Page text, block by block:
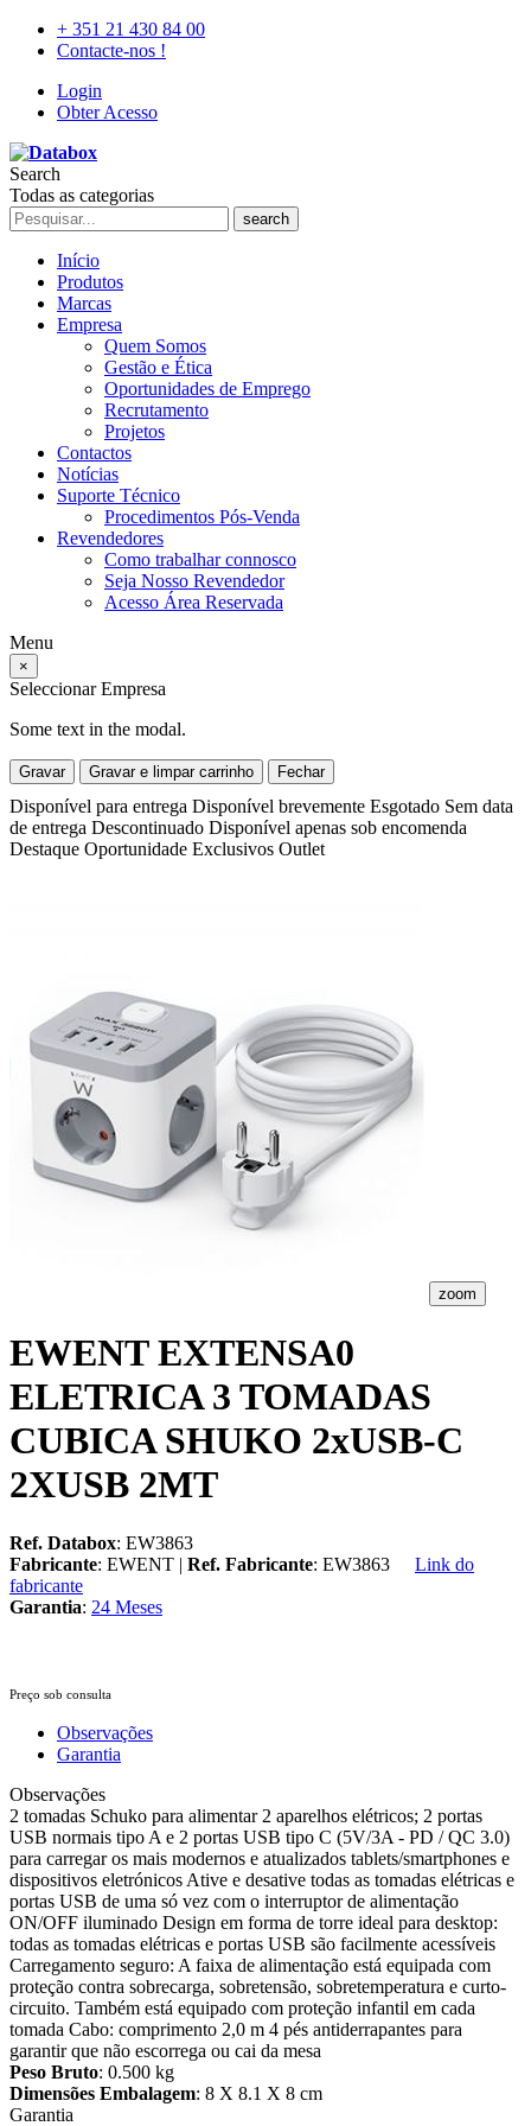
+ 351 21 430 84 00
Contacte-nos !
Login
Obter Acesso
Search
Todas as categorias
search
Início
Produtos
Marcas
Empresa
Quem Somos
Gestão e Ética
Oportunidades de Emprego
Recrutamento
Projetos
Contactos
Notícias
Suporte Técnico
Procedimentos Pós-Venda
Revendedores
Como trabalhar connosco
Seja Nosso Revendedor
Acesso Área Reservada
Menu
×
Seleccionar Empresa
Some text in the modal.
Gravar Gravar e limpar carrinho Fechar
Disponível para entrega Disponível brevemente Esgotado Sem data
de entrega Descontinuado Disponível apenas sob encomenda
Destaque Oportunidade Exclusivos Outlet
zoom
EWENT EXTENSA0
ELETRICA 3 TOMADAS
CUBICA SHUKO 2xUSB-C
2XUSB 2MT
Ref. Databox: EW3863
Fabricante: EWENT | Ref. Fabricante: EW3863
Link do
fabricante
Garantia: 24 Meses
Preço sob consulta
Observações
Garantia
Observações
2 tomadas Schuko para alimentar 2 aparelhos elétricos; 2 portas
USB normais tipo A e 2 portas USB tipo C (5V/3A - PD / QC 3.0)
para carregar os mais modernos e atualizados tablets/smartphones e
dispositivos eletrónicos Ative e desative todas as tomadas elétricas e
portas USB de uma só vez com o interruptor de alimentação
ON/OFF iluminado Design em forma de torre ideal para desktop:
todas as tomadas elétricas e portas USB são facilmente acessíveis
Carregamento seguro: A faixa de alimentação está equipada com
proteção contra sobrecarga, sobretensão, sobretemperatura e curto-
circuito. Também está equipado com proteção infantil em cada
tomada Cabo: comprimento 2,0 m 4 pés antiderrapantes para
garantir que não escorrega ou cai da mesa
Peso Bruto: 0.500 kg
Dimensões Embalagem: 8 X 8.1 X 8 cm
Garantia